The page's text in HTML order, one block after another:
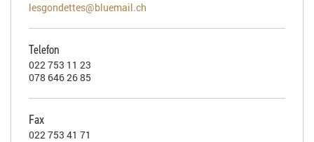
lesgondettes@bluemail.ch
Telefon
022 753 11 23
078 646 26 85
Fax
022 753 41 71